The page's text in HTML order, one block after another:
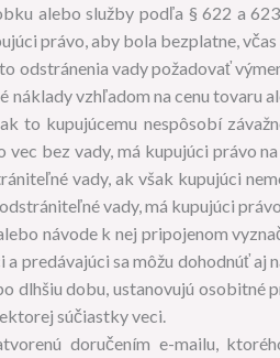
alebo služby podľa § 622 a
právo, aby bola bezplatne,
vady požadovať
vzhľadom na cenu tovaru
to kupujúcemu nespôsobí
bez vady, má kupujúci právo
vady, ak však kupujúci
vady, má kupujúci
návode k nej pripojenom
predávajúci sa môžu dohodnúť aj
dlhšiu dobu, ustanovujú osobitné
súčiastky veci.
doručením e-mailu,